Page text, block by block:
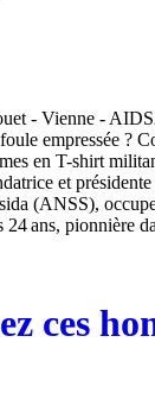
- Vienne -
empressée ?
en T-shirt
et
(ANSS),
ans, pionnière
ces